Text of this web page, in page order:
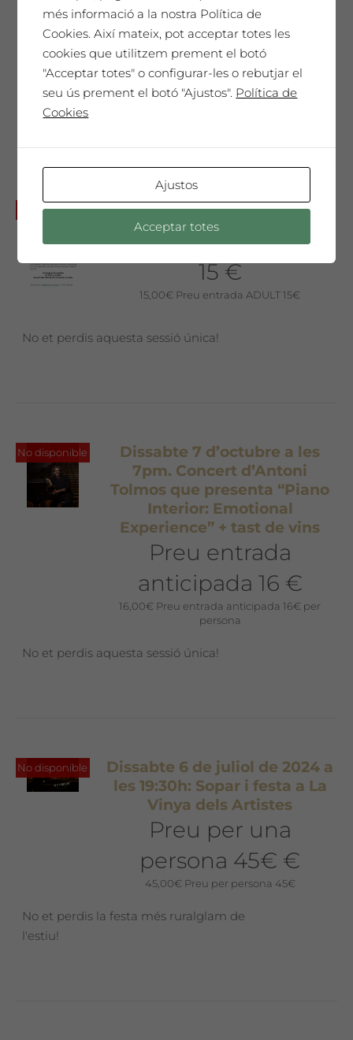
Ringana
12 €
12,00€Preu 12€ per persona
No et perdis aquesta sessió única!
No disponible
Diumenge 20 de novembre a
les 10am: Taller de Joguets de
Fades + Tast de vins i olis
15 €
15,00€ Preu entrada ADULT 15€
No et perdis aquesta sessió única!
No disponible
Dissabte 7 d’octubre a les
7pm. Concert d’Antoni
Tolmos que presenta “Piano
Interior: Emotional
Experience” + tast de vins
Preu entrada
anticipada 16 €
16,00€ Preu entrada anticipada 16€ per
persona
No et perdis aquesta sessió única!
No disponible
Dissabte 6 de juliol de 2024 a
les 19:30h: Sopar i festa a La
Vinya dels Artistes
Preu per una
persona 45€ €
45,00€ Preu per persona 45€
No et perdis la festa més ruralglam de
l'estiu!
més informació a la nostra Política de
Cookies. Així mateix, pot acceptar totes les
cookies que utilitzem prement el botó
"Acceptar totes" o configurar-les o rebutjar el
seu ús prement el botó "Ajustos". Política de
Cookies
Ajustos
Acceptar totes